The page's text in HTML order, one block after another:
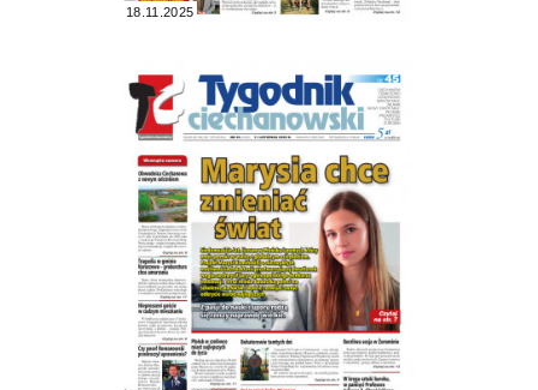
18.11.2025